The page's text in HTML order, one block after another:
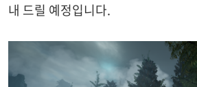
내 드릴 예정입니다.